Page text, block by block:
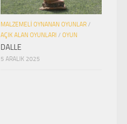
MALZEMELI OYNANAN OYUNLAR /
AÇIK ALAN OYUNLARI / OYUN
DALLE
5 ARALIK 2025